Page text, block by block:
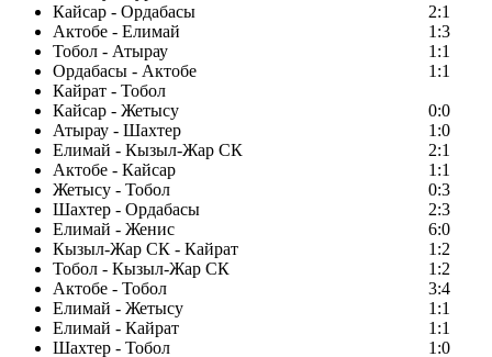
Кайсар - Ордабасы
2:1
Актобе - Елимай
1:3
Тобол - Атырау
1:1
Ордабасы - Актобе
1:1
Кайрат - Тобол
Кайсар - Жетысу
0:0
Атырау - Шахтер
1:0
Елимай - Кызыл-Жар СК
2:1
Актобе - Кайсар
1:1
Жетысу - Тобол
0:3
Шахтер - Ордабасы
2:3
Елимай - Женис
6:0
Кызыл-Жар СК - Кайрат
1:2
Тобол - Кызыл-Жар СК
1:2
Актобе - Тобол
3:4
Елимай - Жетысу
1:1
Елимай - Кайрат
1:1
Шахтер - Тобол
1:0